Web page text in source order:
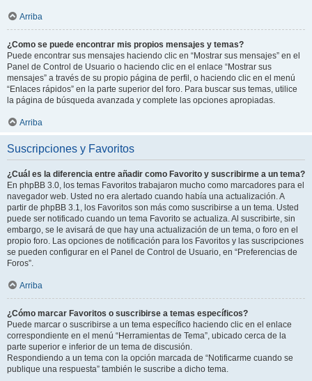
Arriba
¿Como se puede encontrar mis propios mensajes y temas?
Puede encontrar sus mensajes haciendo clic en “Mostrar sus mensajes” en el
Panel de Control de Usuario o haciendo clic en el enlace “Mostrar sus
mensajes” a través de su propio página de perfil, o haciendo clic en el menú
“Enlaces rápidos” en la parte superior del foro. Para buscar sus temas, utilice
la página de búsqueda avanzada y complete las opciones apropiadas.
Arriba
Suscripciones y Favoritos
¿Cuál es la diferencia entre añadir como Favorito y suscribirme a un tema?
En phpBB 3.0, los temas Favoritos trabajaron mucho como marcadores para el
navegador web. Usted no era alertado cuando había una actualización. A
partir de phpBB 3.1, los Favoritos son más como suscribirse a un tema. Usted
puede ser notificado cuando un tema Favorito se actualiza. Al suscribirte, sin
embargo, se le avisará de que hay una actualización de un tema, o foro en el
propio foro. Las opciones de notificación para los Favoritos y las suscripciones
se pueden configurar en el Panel de Control de Usuario, en “Preferencias de
Foros”.
Arriba
¿Cómo marcar Favoritos o suscribirse a temas específicos?
Puede marcar o suscribirse a un tema específico haciendo clic en el enlace
correspondiente en el menú “Herramientas de Tema”, ubicado cerca de la
parte superior e inferior de un tema de discusión.
Respondiendo a un tema con la opción marcada de “Notificarme cuando se
publique una respuesta” también le suscribe a dicho tema.